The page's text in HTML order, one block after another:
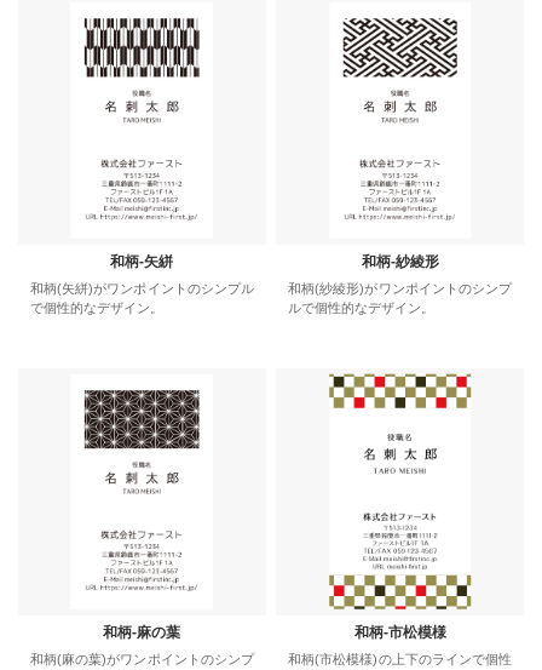
和柄-矢絣
和柄(矢絣)がワンポイントのシンプル
で個性的なデザイン。
和柄-紗綾形
和柄(紗綾形)がワンポイントのシンプ
ルで個性的なデザイン。
和柄-麻の葉
和柄(麻の葉)がワンポイントのシンプ
和柄-市松模様
和柄(市松模様)の上下のラインで個性